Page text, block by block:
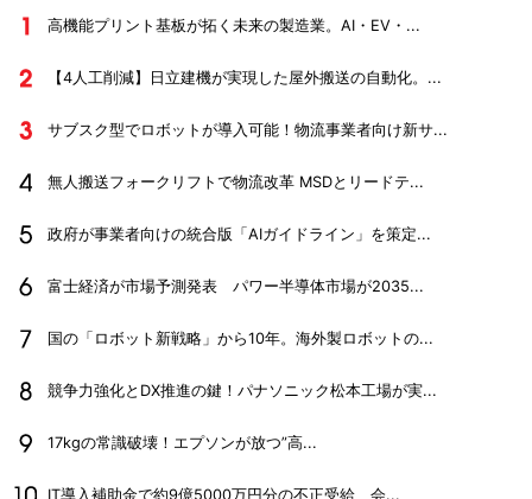
高機能プリント基板が拓く未来の製造業。AI・EV・...
【4人工削減】日立建機が実現した屋外搬送の自動化。...
サブスク型でロボットが導入可能！物流事業者向け新サ...
無人搬送フォークリフトで物流改革 MSDとリードテ...
政府が事業者向けの統合版「AIガイドライン」を策定...
富士経済が市場予測発表 パワー半導体市場が2035...
国の「ロボット新戦略」から10年。海外製ロボットの...
競争力強化とDX推進の鍵！パナソニック松本工場が実...
17kgの常識破壊！エプソンが放つ”高...
IT導入補助金で約9億5000万円分の不正受給 会...